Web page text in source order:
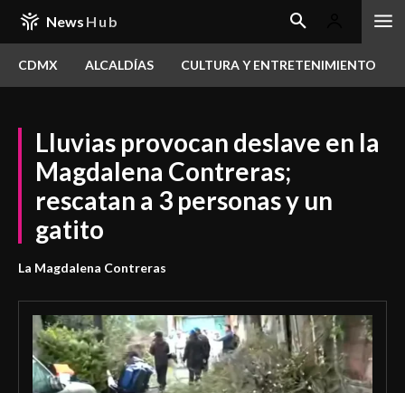
News Hub
CDMX ALCALDÍAS CULTURA Y ENTRETENIMIENTO
Lluvias provocan deslave en la
Magdalena Contreras;
rescatan a 3 personas y un
gatito
La Magdalena Contreras